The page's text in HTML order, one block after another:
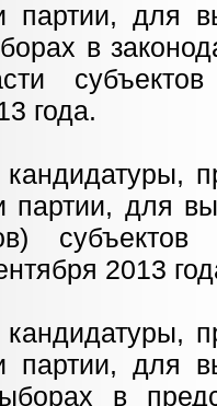
партии, для
в
года.
партии, для
2013
партии, для
в